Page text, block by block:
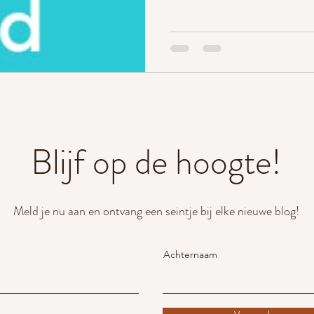
Blijf op de hoogte!
Meld je nu aan en ontvang een seintje bij elke nieuwe blog!
Achternaam